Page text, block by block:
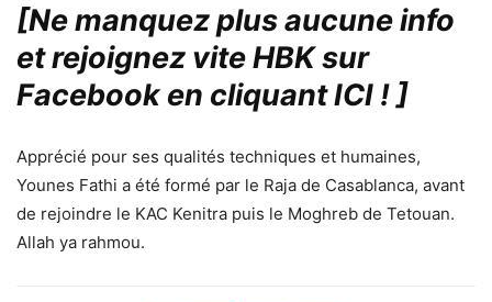
[Ne manquez plus aucune info
et rejoignez vite HBK sur
Facebook en cliquant ICI !]
Apprécié pour ses qualités techniques et humaines,
Younes Fathi a été formé par le Raja de Casablanca, avant
de rejoindre le KAC Kenitra puis le Moghreb de Tetouan.
Allah ya rahmou.